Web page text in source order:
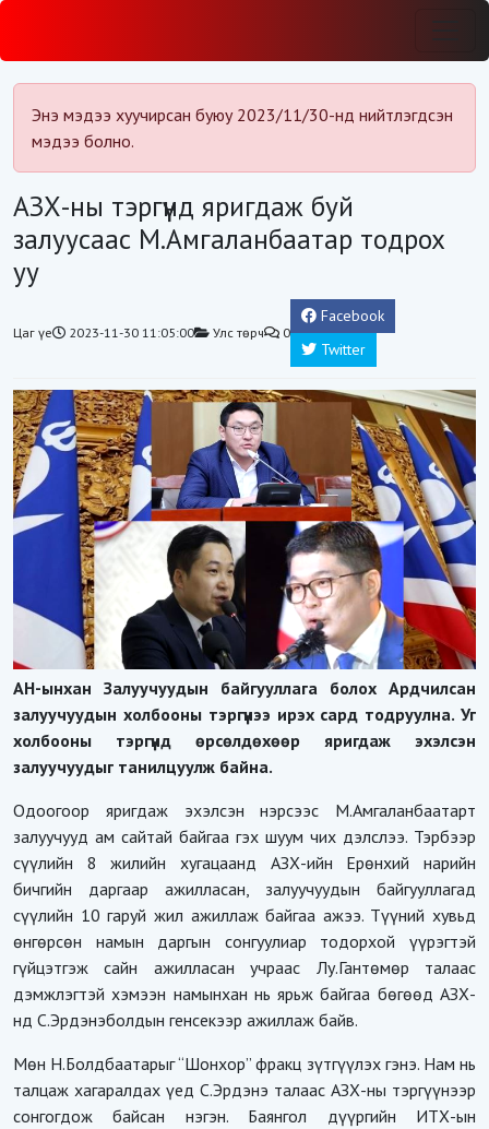
Энэ мэдээ хуучирсан буюу 2023/11/30-нд нийтлэгдсэн
мэдээ болно.
АЗХ-ны тэргүүнд яригдаж буй
залуусаас М.Амгаланбаатар тодрох
уу
Цаг үе 2023-11-30 11:05:00 Улс төрч 0
Facebook
Twitter
АН-ынхан Залуучуудын байгууллага болох Ардчилсан
залуучуудын холбооны тэргүүнээ ирэх сард тодруулна. Уг
холбооны тэргүүнд өрсөлдөхөөр яригдаж эхэлсэн
залуучуудыг танилцуулж байна.
Одоогоор яригдаж эхэлсэн нэрсээс М.Амгаланбаатарт
залуучууд ам сайтай байгаа гэх шуум чих дэлслээ. Тэрбээр
сүүлийн 8 жилийн хугацаанд АЗХ-ийн Ерөнхий нарийн
бичгийн даргаар ажилласан, залуучуудын байгууллагад
сүүлийн 10 гаруй жил ажиллаж байгаа ажээ. Түүний хувьд
өнгөрсөн намын даргын сонгуулиар тодорхой үүрэгтэй
гүйцэтгэж сайн ажилласан учраас Лу.Гантөмөр талаас
дэмжлэгтэй хэмээн намынхан нь ярьж байгаа бөгөөд АЗХ-
нд С.Эрдэнэболдын генсекээр ажиллаж байв.
Мөн Н.Болдбаатарыг “Шонхор” фракц зүтгүүлэх гэнэ. Нам нь
талцаж хагаралдах үед С.Эрдэнэ талаас АЗХ-ны тэргүүнээр
сонгогдож байсан нэгэн. Баянгол дүүргийн ИТХ-ын